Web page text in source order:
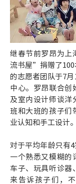
继春节前罗昂为
流书屋”捐赠了100
的志愿者团队于7
中心。罗昂联合创
及室内设计师谈洋
班和大班的孩子们
业认知和手工设计。
对于平均年龄只有
一个熟悉又模糊的
车子、玩具听诊器
来告诉孩子们，